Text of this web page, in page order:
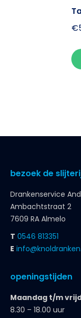
€
bezoek de
Drankenservice
Ambachtstraat 2
7609 RA Almelo
T 0546 813351
E
openingstijden
Maandag t/m
8.30 – 18.00 uur